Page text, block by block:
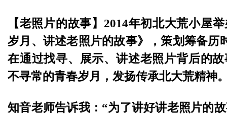
【老照片的故事】2014年初北大荒小屋
岁月、讲述老照片的故事》，策划筹备历
在通过找寻、展示、讲述老照片背后的
不寻常的青春岁月，发扬传承北大荒精神
知音老师告诉我：“为了讲好讲老照片的